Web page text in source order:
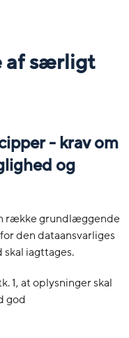
af særligt
- krav om
og
række grundlæggende
den dataansvarliges
iagttages.
1, at oplysninger skal
god